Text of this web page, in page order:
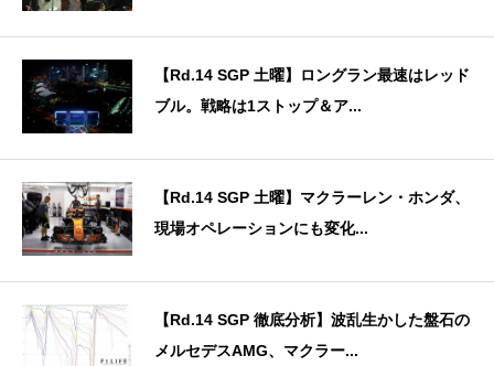
【Rd.14 SGP 土曜】ロングラン最速はレッド
ブル。戦略は1ストップ＆ア...
【Rd.14 SGP 土曜】マクラーレン・ホンダ、
現場オペレーションにも変化...
【Rd.14 SGP 徹底分析】波乱生かした盤石の
メルセデスAMG、マクラー...